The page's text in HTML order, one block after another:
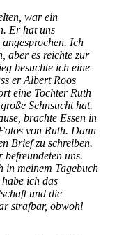
war ein
Er hat uns
Ich
aber es reichte zur
besuchte ich eine
er Albert Roos
eine Tochter Ruth
Sehnsucht hat.
brachte Essen in
von Ruth. Dann
Brief zu schreiben.
uns.
in meinem Tagebuch
ich das
und die
strafbar, obwohl